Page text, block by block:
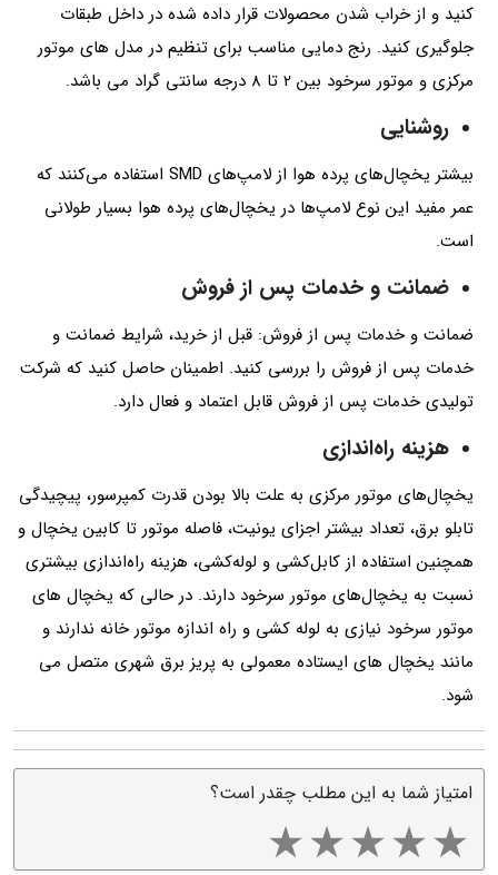
کنید و از خراب شدن محصولات قرار داده شده در داخل طبقات
جلوگیری کنید. رنج دمایی مناسب برای تنظیم در مدل های موتور
مرکزی و موتور سرخود بین 2 تا 8 درجه سانتی گراد می باشد.
روشنایی
بیشتر یخچال‌های پرده هوا از لامپ‌های SMD استفاده می‌کنند که
عمر مفید این نوع لامپ‌ها در یخچال‌های پرده هوا بسیار طولانی
است.
ضمانت و خدمات پس از فروش
ضمانت و خدمات پس از فروش: قبل از خرید، شرایط ضمانت و
خدمات پس از فروش را بررسی کنید. اطمینان حاصل کنید که شرکت
تولیدی خدمات پس از فروش قابل اعتماد و فعال دارد.
هزینه راه‌اندازی
یخچال‌های موتور مرکزی به علت بالا بودن قدرت کمپرسور، پیچیدگی
تابلو برق، تعداد بیشتر اجزای یونیت، فاصله موتور تا کابین یخچال و
همچنین استفاده از کابل‌کشی و لوله‌کشی، هزینه راه‌اندازی بیشتری
نسبت به یخچال‌های موتور سرخود دارند. در حالی که یخچال های
موتور سرخود نیازی به لوله کشی و راه اندازه موتور خانه ندارند و
مانند یخچال های ایستاده معمولی به پریز برق شهری متصل می
شود.
امتیاز شما به این مطلب چقدر است؟